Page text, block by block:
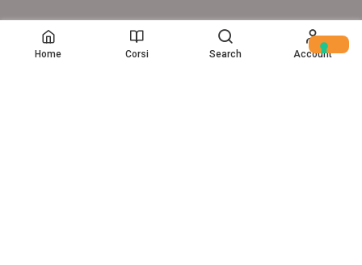
© Copyright – 2017-26 Delion srls – Tutti i diritti riservati
Home Corsi Search Account